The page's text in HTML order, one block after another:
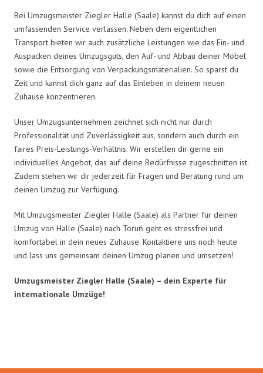
Bei Umzugsmeister Ziegler Halle (Saale) kannst du dich auf einen
umfassenden Service verlassen. Neben dem eigentlichen
Transport bieten wir auch zusätzliche Leistungen wie das Ein- und
Auspacken deines Umzugsguts, den Auf- und Abbau deiner Möbel
sowie die Entsorgung von Verpackungsmaterialien. So sparst du
Zeit und kannst dich ganz auf das Einleben in deinem neuen
Zuhause konzentrieren.
Unser Umzugsunternehmen zeichnet sich nicht nur durch
Professionalität und Zuverlässigkeit aus, sondern auch durch ein
faires Preis-Leistungs-Verhältnis. Wir erstellen dir gerne ein
individuelles Angebot, das auf deine Bedürfnisse zugeschnitten ist.
Zudem stehen wir dir jederzeit für Fragen und Beratung rund um
deinen Umzug zur Verfügung.
Mit Umzugsmeister Ziegler Halle (Saale) als Partner für deinen
Umzug von Halle (Saale) nach Toruń geht es stressfrei und
komfortabel in dein neues Zuhause. Kontaktiere uns noch heute
und lass uns gemeinsam deinen Umzug planen und umsetzen!
Umzugsmeister Ziegler Halle (Saale) – dein Experte für
internationale Umzüge!